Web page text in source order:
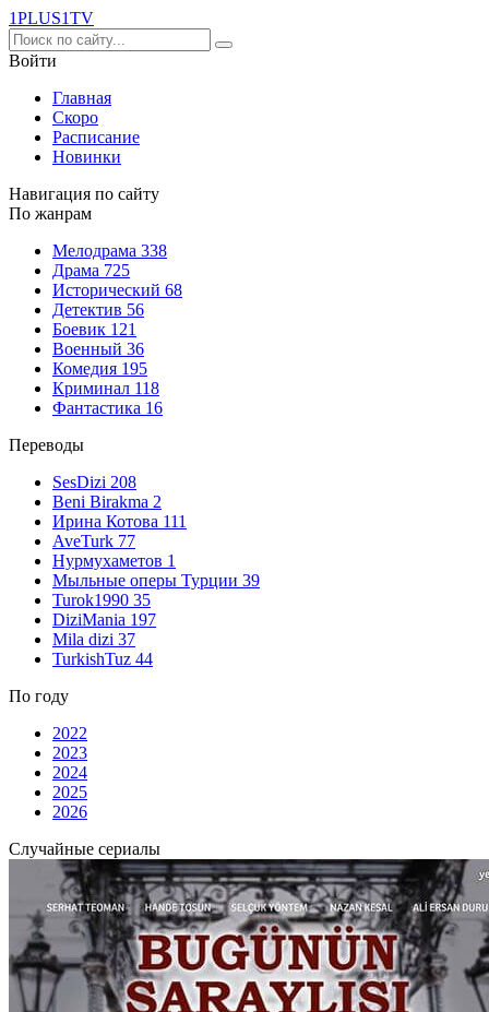
1PLUS1TV
Войти
Главная
Скоро
Расписание
Новинки
Навигация по сайту
По жанрам
Мелодрама 338
Драма 725
Исторический 68
Детектив 56
Боевик 121
Военный 36
Комедия 195
Криминал 118
Фантастика 16
Переводы
SesDizi 208
Beni Birakma 2
Ирина Котова 111
AveTurk 77
Нурмухаметов 1
Мыльные оперы Турции 39
Turok1990 35
DiziMania 197
Mila dizi 37
TurkishTuz 44
По году
2022
2023
2024
2025
2026
Случайные сериалы